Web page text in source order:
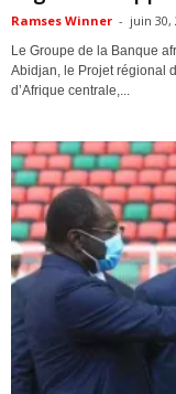
Ramses Winner - juin 30,
Le Groupe de la Banque
Abidjan, le Projet régional
d’Afrique centrale,...